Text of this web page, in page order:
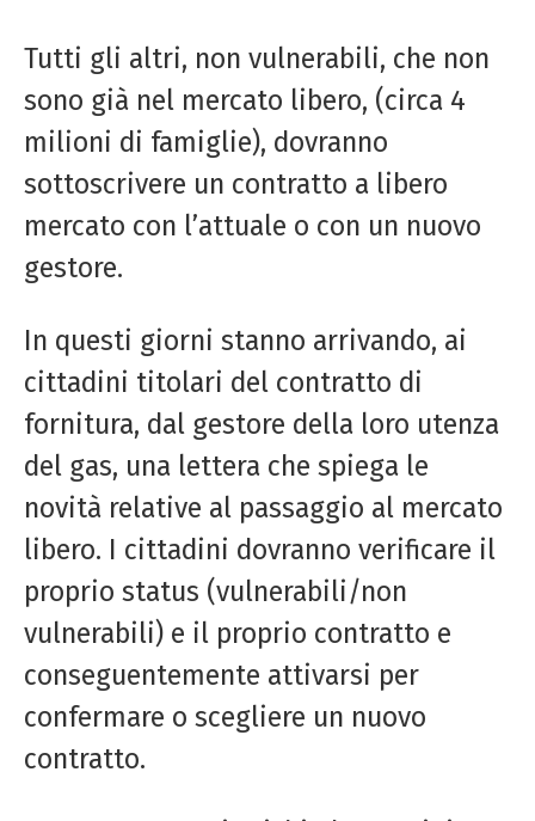
Tutti gli altri, non vulnerabili, che non
sono già nel mercato libero, (circa 4
milioni di famiglie), dovranno
sottoscrivere un contratto a libero
mercato con l’attuale o con un nuovo
gestore.
In questi giorni stanno arrivando, ai
cittadini titolari del contratto di
fornitura, dal gestore della loro utenza
del gas, una lettera che spiega le
novità relative al passaggio al mercato
libero. I cittadini dovranno verificare il
proprio status (vulnerabili/non
vulnerabili) e il proprio contratto e
conseguentemente attivarsi per
confermare o scegliere un nuovo
contratto.